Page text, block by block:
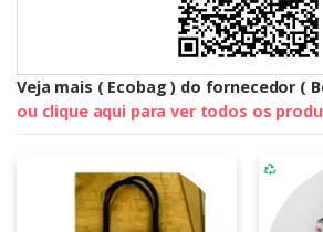
Veja mais ( Ecobag ) do fornecedor (
ou clique aqui para ver todos os